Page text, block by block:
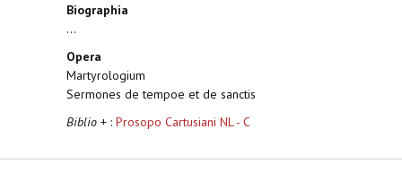
Biographia
...
Opera
Martyrologium
Sermones de tempoe et de sanctis
Biblio + : Prosopo Cartusiani NL - C